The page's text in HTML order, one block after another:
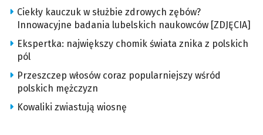
Ciekły kauczuk w służbie zdrowych zębów?
Innowacyjne badania lubelskich naukowców [ZDJĘCIA]
Ekspertka: największy chomik świata znika z polskich
pól
Przeszczep włosów coraz popularniejszy wśród
polskich mężczyzn
Kowaliki zwiastują wiosnę